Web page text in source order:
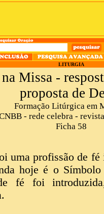
LITURGIA
Missa -
proposta de
Formação Litúrgica em
- rede celebra -
Ficha 58
uma profissão de
hoje é o
fé foi